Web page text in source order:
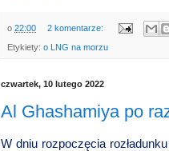
o 22:00 2 komentarze:
Etykiety: o LNG na morzu
czwartek, 10 lutego 2022
Al Ghashamiya po
W dniu rozpoczęcia rozładunku